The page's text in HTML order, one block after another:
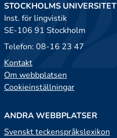
STOCKHOLMS UNIVERSITET
Inst. för lingvistik
SE-106 91 Stockholm
Telefon: 08-16 23 47
Kontakt
Om webbplatsen
Cookieinställningar
ANDRA WEBBPLATSER
Svenskt teckenspråkslexikon